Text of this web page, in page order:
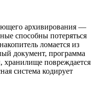
архивирования —
способны потеряться
ломается из
документ, программа
хранилище повреждается
система кодирует